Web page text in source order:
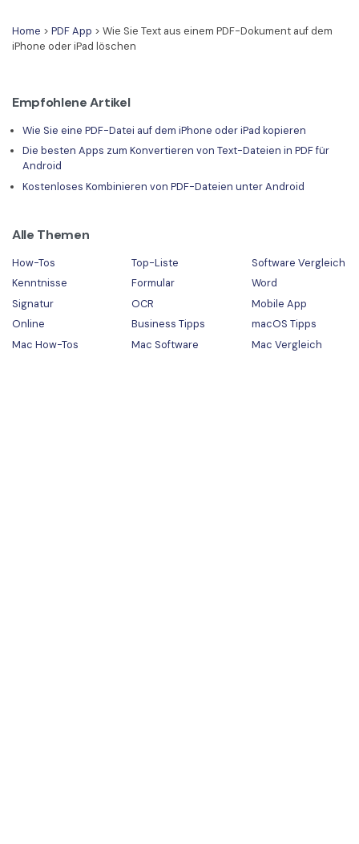
Home > PDF App > Wie Sie Text aus einem PDF-Dokument auf dem
iPhone oder iPad löschen
Empfohlene Artikel
Wie Sie eine PDF-Datei auf dem iPhone oder iPad kopieren
Die besten Apps zum Konvertieren von Text-Dateien in PDF für
Android
Kostenloses Kombinieren von PDF-Dateien unter Android
Alle Themen
How-Tos Top-Liste
Software Vergleich
Kenntnisse
Formular
Word
Signatur
OCR
Mobile App
Online
Business Tipps
macOS Tipps
Mac How-Tos
Mac Software Mac Vergleich